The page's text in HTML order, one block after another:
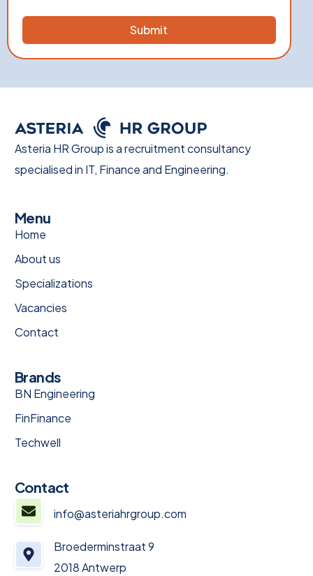
Asteria HR Group is a recruitment consultancy
specialised in IT, Finance and Engineering.
Menu
Home
About us
Specializations
Vacancies
Contact
Brands
BN Engineering
FinFinance
Techwell
Contact
info@asteriahrgroup.com
Broederminstraat 9
2018 Antwerp